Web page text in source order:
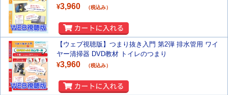
¥3,960 （税込み）
【ウェブ視聴版】つまり抜き入門 第2弾 排水管用 ワイ
ヤー清掃器 DVD教材 トイレのつまり
¥3,960 （税込み）